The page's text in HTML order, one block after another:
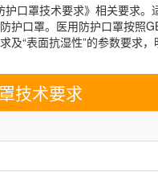
口罩技术要求》相关要求。
口罩。医用防护口罩按照
及“表面抗湿性”的参数要求
技术要求